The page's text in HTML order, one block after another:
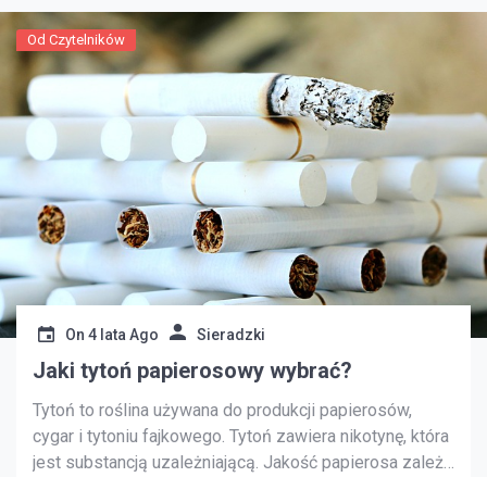
Od Czytelników
On 4 lata Ago Sieradzki
Jaki tytoń papierosowy wybrać?
Tytoń to roślina używana do produkcji papierosów,
cygar i tytoniu fajkowego. Tytoń zawiera nikotynę, która
jest substancją uzależniającą. Jakość papierosa zależy